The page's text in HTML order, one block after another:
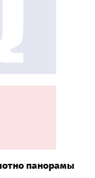
панорамы